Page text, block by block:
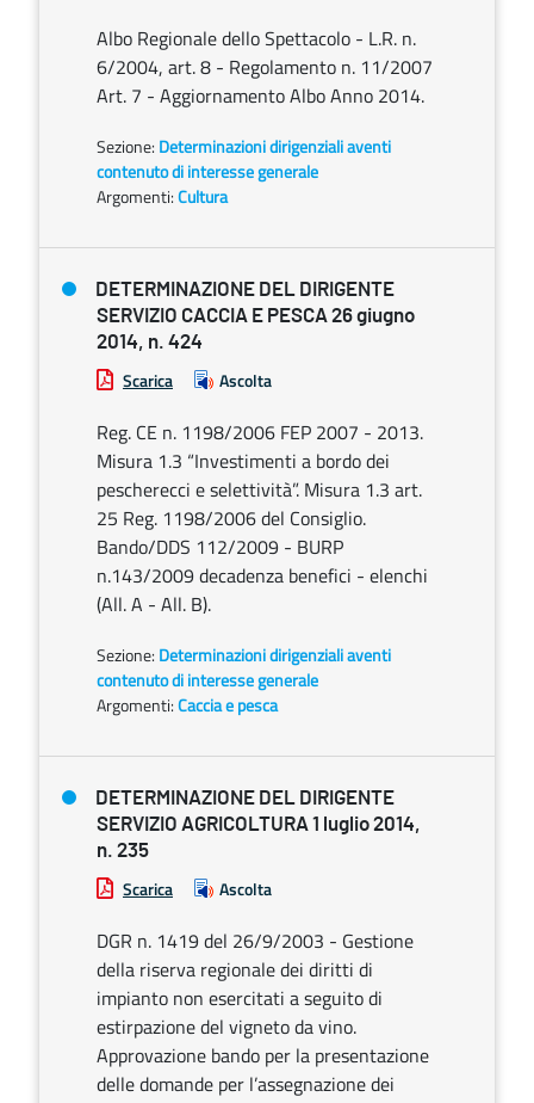
Albo Regionale dello Spettacolo - L.R. n.
6/2004, art. 8 - Regolamento n. 11/2007
Art. 7 - Aggiornamento Albo Anno 2014.
Sezione: Determinazioni dirigenziali aventi
contenuto di interesse generale
Argomenti:Cultura
DETERMINAZIONE DEL DIRIGENTE
SERVIZIO CACCIA E PESCA 26 giugno
2014, n. 424
Scarica Ascolta
Reg. CE n. 1198/2006 FEP 2007 - 2013.
Misura 1.3 “Investimenti a bordo dei
pescherecci e selettività”. Misura 1.3 art.
25 Reg. 1198/2006 del Consiglio.
Bando/DDS 112/2009 - BURP
n.143/2009 decadenza benefici - elenchi
(All. A - All. B).
Sezione: Determinazioni dirigenziali aventi
contenuto di interesse generale
Argomenti:Caccia e pesca
DETERMINAZIONE DEL DIRIGENTE
SERVIZIO AGRICOLTURA 1 luglio 2014,
n. 235
Scarica Ascolta
DGR n. 1419 del 26/9/2003 - Gestione
della riserva regionale dei diritti di
impianto non esercitati a seguito di
estirpazione del vigneto da vino.
Approvazione bando per la presentazione
delle domande per l’assegnazione dei